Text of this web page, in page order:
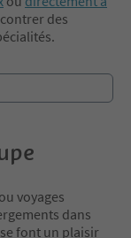
des
voyages
dans
font un plaisir